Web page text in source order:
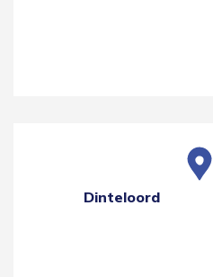
Dinteloord